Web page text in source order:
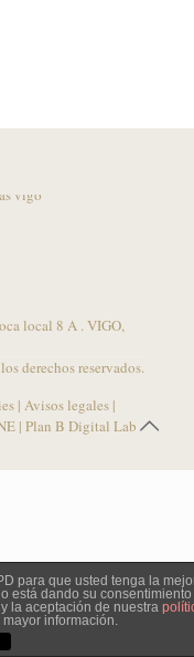
local 8 A . VIGO,
derechos reservados.
| Avisos legales |
| Plan B Digital Lab
para que usted tenga la
está dando su consentimiento
la aceptación de nuestra
información.